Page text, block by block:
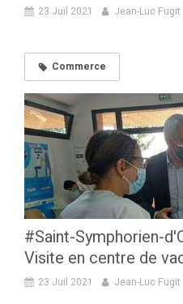
23 Juil 2021 Jean-Luc Fugit
Commerce
#Saint-Symphorien-
Visite en centre de
23 Juil 2021 Jean-Luc Fugit